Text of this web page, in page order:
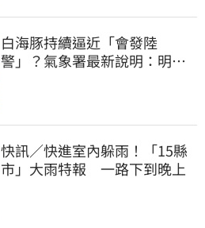
白海豚持續逼近「會發陸
警」？氣象署最新說明：明天
快訊／快進室內躲雨！「15縣
市」大雨特報 一路下到晚上